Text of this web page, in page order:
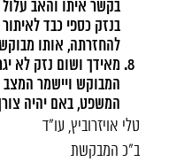
בקשר איתו והאב
בנזק כספי כבד
להחזרתה, אותו
מאידך ושום נזק לא
המבוקש ויישמר המצב
המשפט, באם יהיה
טלי אויזרוביץ, עו"ד
ב"כ המבקשת